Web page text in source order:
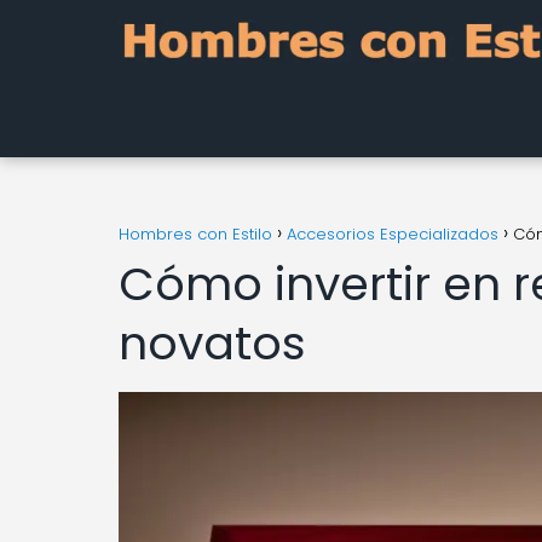
Hombres con Estilo Accesorios Especializados
Cómo invertir en
novatos